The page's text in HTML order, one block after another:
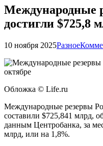
Международные
достигли $725,8
10 ноября 2025Разное
Обложка © Life.ru
Международные резервы
составили $725,841 млрд,
данным Центробанка, за
млрд, или на 1,8%.